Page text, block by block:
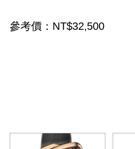
參考價：NT$32,500